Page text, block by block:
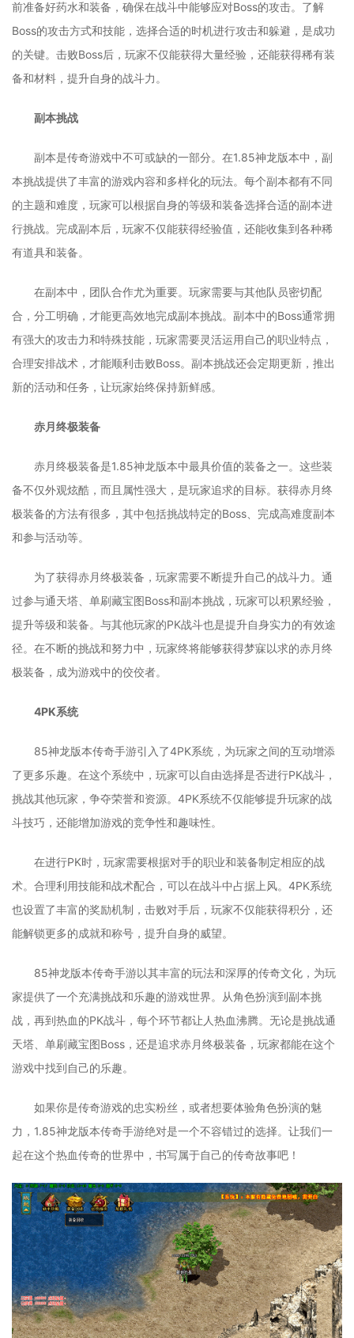
前准备好药水和装备，确保在战斗中能够应对Boss的攻击。了解
Boss的攻击方式和技能，选择合适的时机进行攻击和躲避，是成功
的关键。击败Boss后，玩家不仅能获得大量经验，还能获得稀有装
备和材料，提升自身的战斗力。
副本挑战
副本是传奇游戏中不可或缺的一部分。在1.85神龙版本中，副
本挑战提供了丰富的游戏内容和多样化的玩法。每个副本都有不同
的主题和难度，玩家可以根据自身的等级和装备选择合适的副本进
行挑战。完成副本后，玩家不仅能获得经验值，还能收集到各种稀
有道具和装备。
在副本中，团队合作尤为重要。玩家需要与其他队员密切配
合，分工明确，才能更高效地完成副本挑战。副本中的Boss通常拥
有强大的攻击力和特殊技能，玩家需要灵活运用自己的职业特点，
合理安排战术，才能顺利击败Boss。副本挑战还会定期更新，推出
新的活动和任务，让玩家始终保持新鲜感。
赤月终极装备
赤月终极装备是1.85神龙版本中最具价值的装备之一。这些装
备不仅外观炫酷，而且属性强大，是玩家追求的目标。获得赤月终
极装备的方法有很多，其中包括挑战特定的Boss、完成高难度副本
和参与活动等。
为了获得赤月终极装备，玩家需要不断提升自己的战斗力。通
过参与通天塔、单刷藏宝图Boss和副本挑战，玩家可以积累经验，
提升等级和装备。与其他玩家的PK战斗也是提升自身实力的有效途
径。在不断的挑战和努力中，玩家终将能够获得梦寐以求的赤月终
极装备，成为游戏中的佼佼者。
4PK系统
85神龙版本传奇手游引入了4PK系统，为玩家之间的互动增添
了更多乐趣。在这个系统中，玩家可以自由选择是否进行PK战斗，
挑战其他玩家，争夺荣誉和资源。4PK系统不仅能够提升玩家的战
斗技巧，还能增加游戏的竞争性和趣味性。
在进行PK时，玩家需要根据对手的职业和装备制定相应的战
术。合理利用技能和战术配合，可以在战斗中占据上风。4PK系统
也设置了丰富的奖励机制，击败对手后，玩家不仅能获得积分，还
能解锁更多的成就和称号，提升自身的威望。
85神龙版本传奇手游以其丰富的玩法和深厚的传奇文化，为玩
家提供了一个充满挑战和乐趣的游戏世界。从角色扮演到副本挑
战，再到热血的PK战斗，每个环节都让人热血沸腾。无论是挑战通
天塔、单刷藏宝图Boss，还是追求赤月终极装备，玩家都能在这个
游戏中找到自己的乐趣。
如果你是传奇游戏的忠实粉丝，或者想要体验角色扮演的魅
力，1.85神龙版本传奇手游绝对是一个不容错过的选择。让我们一
起在这个热血传奇的世界中，书写属于自己的传奇故事吧！